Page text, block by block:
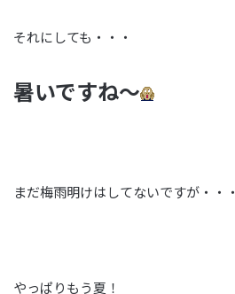
それにしても・・・
暑いですね～
まだ梅雨明けはしてないですが・・・
やっぱりもう夏！